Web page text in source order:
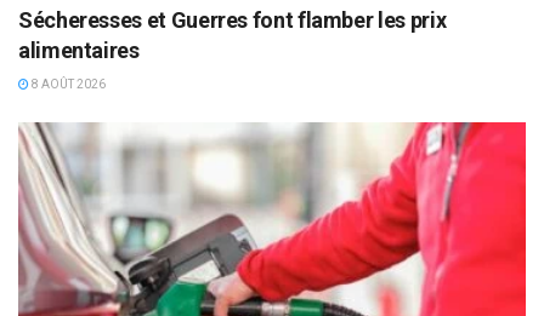
Sécheresses et Guerres font flamber les prix
alimentaires
8 AOÛT 2026